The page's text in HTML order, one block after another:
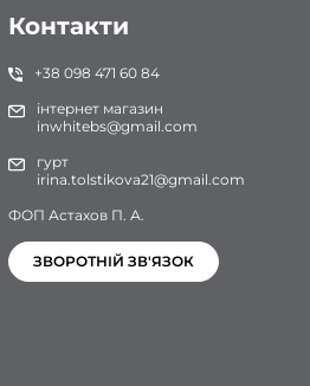
Контакти
+38 098 471 60 84
інтернет магазин
inwhitebs@gmail.com
гурт
irina.tolstikova21@gmail.com
ФОП Астахов П. А.
ЗВОРОТНІЙ ЗВ'ЯЗОК